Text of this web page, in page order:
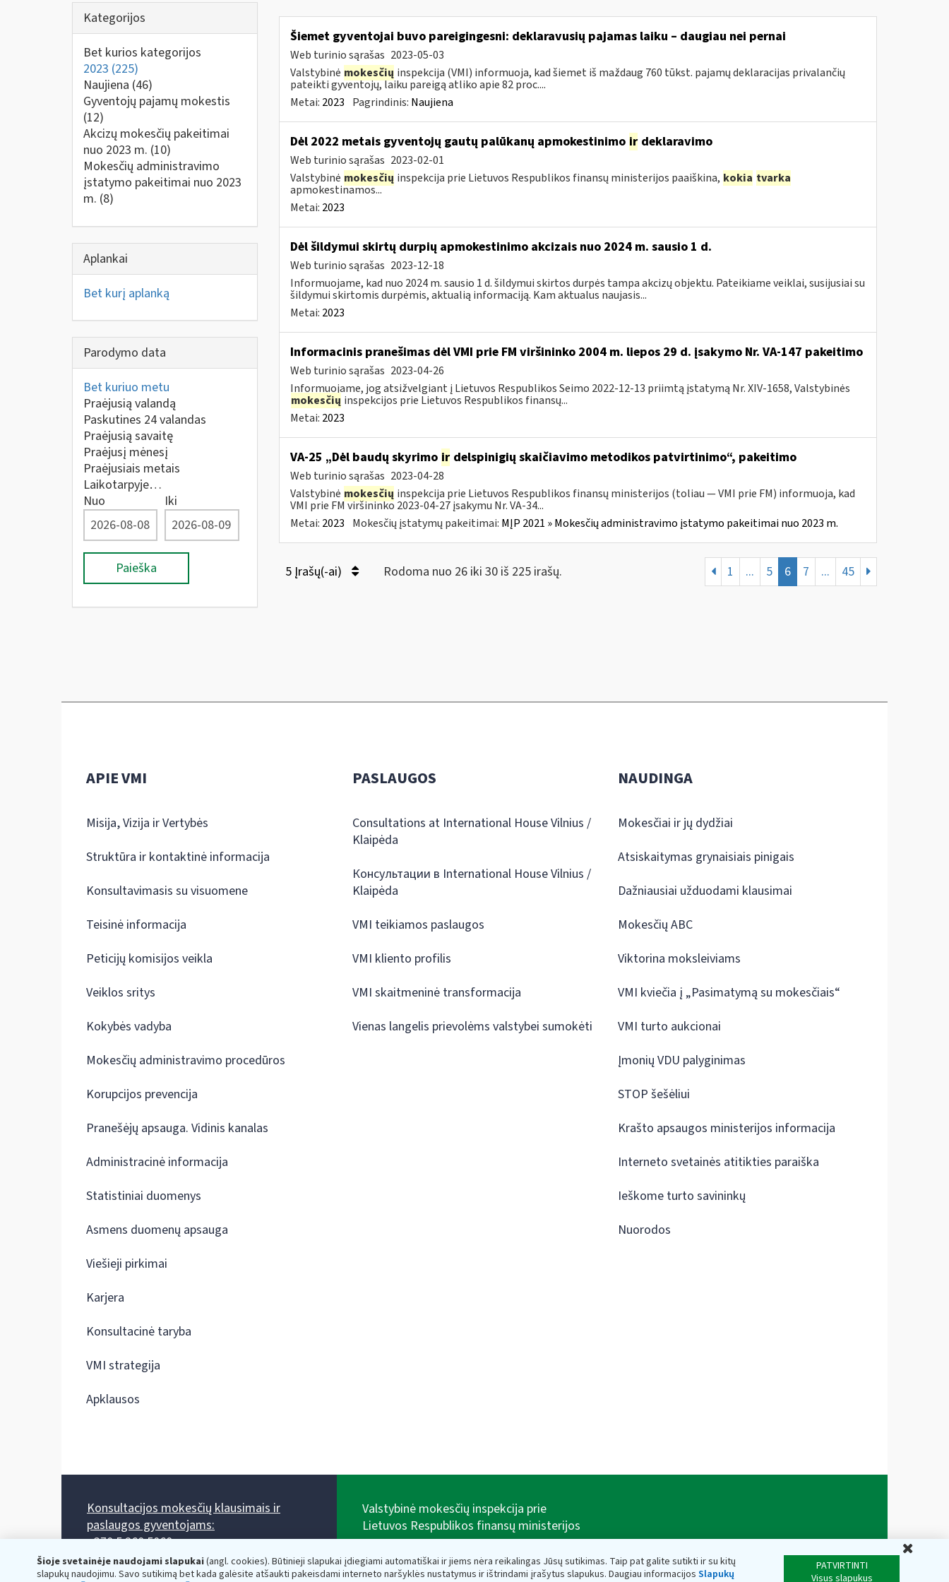
Kategorijos
Bet kurios kategorijos
2023 (225)
Naujiena (46)
Gyventojų pajamų mokestis
(12)
Akcizų mokesčių pakeitimai
nuo 2023 m. (10)
Mokesčių administravimo
įstatymo pakeitimai nuo 2023
m. (8)
Aplankai
Bet kurį aplanką
Parodymo data
Bet kuriuo metu
Praėjusią valandą
Paskutines 24 valandas
Praėjusią savaitę
Praėjusį mėnesį
Praėjusiais metais
Laikotarpyje…
Nuo
Iki
Paieška
Šiemet gyventojai buvo pareigingesni: deklaravusių pajamas laiku – daugiau nei pernai
Web turinio sąrašas 2023-05-03
Valstybinė mokesčių inspekcija (VMI) informuoja, kad šiemet iš maždaug 760 tūkst. pajamų deklaracijas privalančių
pateikti gyventojų, laiku pareigą atliko apie 82 proc....
Metai: 2023 Pagrindinis: Naujiena
Dėl 2022 metais gyventojų gautų palūkanų apmokestinimo irdeklaravimo
Web turinio sąrašas 2023-02-01
Valstybinė mokesčių inspekcija prie Lietuvos Respublikos finansų ministerijos paaiškina, kokia tvarka
apmokestinamos...
Metai: 2023
Dėl šildymui skirtų durpių apmokestinimo akcizais nuo 2024 m. sausio 1 d.
Web turinio sąrašas 2023-12-18
Informuojame, kad nuo 2024 m. sausio 1 d. šildymui skirtos durpės tampa akcizų objektu. Pateikiame veiklai, susijusiai su
šildymui skirtomis durpėmis, aktualią informaciją. Kam aktualus naujasis...
Metai: 2023
Informacinis pranešimas dėl VMI prie FM viršininko 2004 m. liepos 29 d. įsakymo Nr. VA-147 pakeitimo
Web turinio sąrašas 2023-04-26
Informuojame, jog atsižvelgiant į Lietuvos Respublikos Seimo 2022-12-13 priimtą įstatymą Nr. XIV-1658, Valstybinės
mokesčių inspekcijos prie Lietuvos Respublikos finansų...
Metai: 2023
VA-25 „Dėl baudų skyrimo irdelspinigių skaičiavimo metodikos patvirtinimo“, pakeitimo
Web turinio sąrašas 2023-04-28
Valstybinė mokesčių inspekcija prie Lietuvos Respublikos finansų ministerijos (toliau ― VMI prie FM) informuoja, kad
VMI prie FM viršininko 2023-04-27 įsakymu Nr. VA-34...
Metai: 2023 Mokesčių įstatymų pakeitimai: MĮP 2021 » Mokesčių administravimo įstatymo pakeitimai nuo 2023 m.
5 Įrašų(-ai) Rodoma nuo 26 iki 30 iš 225 irašų. 1 ... 5 6 7 ... 45
Šioje svetainėje naudojami slapukai(angl. cookies). Būtinieji slapukai įdiegiami automatiškai ir jiems nėra reikalingas Jūsų sutikimas. Taip pat galite sutikti ir su kitų
slapukų naudojimu. Savo sutikimą bet kada galėsite atšaukti pakeisdami interneto naršyklės nustatymus ir ištrindami įrašytus slapukus. Daugiau informacijos Slapukų
PATVIRTINTI
Visus slapukus
APIE VMI
Misija, Vizija ir Vertybės
Struktūra ir kontaktinė informacija
Konsultavimasis su visuomene
Teisinė informacija
Peticijų komisijos veikla
Veiklos sritys
Kokybės vadyba
Mokesčių administravimo procedūros
Korupcijos prevencija
Pranešėjų apsauga. Vidinis kanalas
Administracinė informacija
Statistiniai duomenys
Asmens duomenų apsauga
Viešieji pirkimai
Karjera
Konsultacinė taryba
VMI strategija
Apklausos
PASLAUGOS
Consultations at International House Vilnius /
Klaipėda
Консультации в International House Vilnius /
Klaipėda
VMI teikiamos paslaugos
VMI kliento profilis
VMI skaitmeninė transformacija
Vienas langelis prievolėms valstybei sumokėti
NAUDINGA
Mokesčiai ir jų dydžiai
Atsiskaitymas grynaisiais pinigais
Dažniausiai užduodami klausimai
Mokesčių ABC
Viktorina moksleiviams
VMI kviečia į „Pasimatymą su mokesčiais“
VMI turto aukcionai
Įmonių VDU palyginimas
STOP šešėliui
Krašto apsaugos ministerijos informacija
Interneto svetainės atitikties paraiška
Ieškome turto savininkų
Nuorodos
Konsultacijos mokesčių klausimais ir
paslaugos gyventojams:
+370 5 260 5060
Darbo laikas: I-IV 8.00-17.00, V 8.00-15.45.
Prieššventinę dieną - viena valanda trumpiau.
Valstybinė mokesčių inspekcija prie
Lietuvos Respublikos finansų ministerijos
adresas: Vasario 16-osios g. 14, 01107 Vilnius, Lietuva,
el.paštas:vmi@vmi.lt, E. pristatymo dėžutės adresas